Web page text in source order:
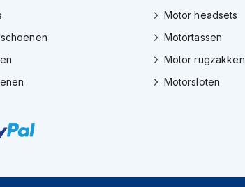
Motor headsets
Motortassen
Motor rugzakken
Motorsloten